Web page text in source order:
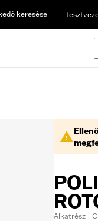
keresése
Alkatrész |